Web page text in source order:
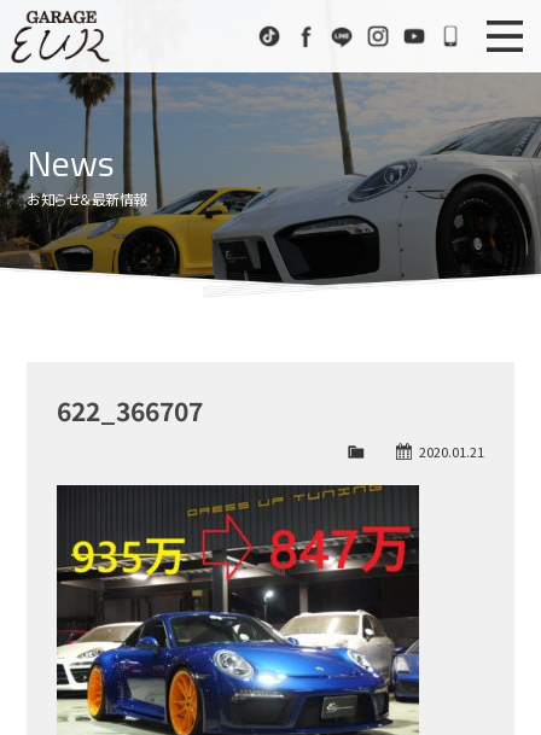
TikTokFacebook
LINE InstagramYoutube072-
ニュース
Stock List
在庫車情報
EUR Sports
EURスポーツ
アクセス
News
お知らせ＆最新情報
622_366707
2020.01.21